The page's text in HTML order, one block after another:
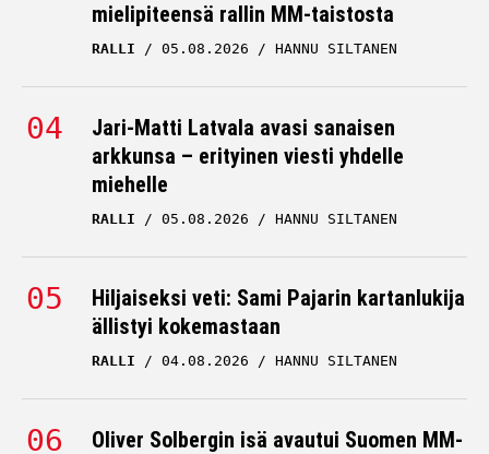
mielipiteensä rallin MM-taistosta
RALLI 05.08.2026 HANNU SILTANEN
Jari-Matti Latvala avasi sanaisen
arkkunsa – erityinen viesti yhdelle
miehelle
RALLI 05.08.2026 HANNU SILTANEN
Hiljaiseksi veti: Sami Pajarin kartanlukija
ällistyi kokemastaan
RALLI 04.08.2026 HANNU SILTANEN
Oliver Solbergin isä avautui Suomen MM-